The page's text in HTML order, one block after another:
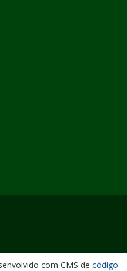
com CMS de código